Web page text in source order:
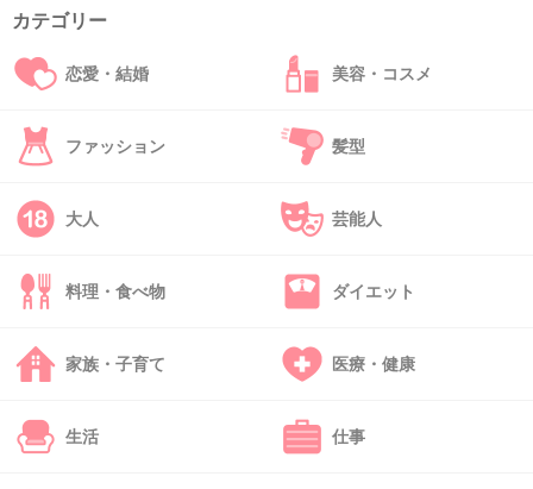
>>11
以上日本に住んでて税金収めてるなら医療費無
取りなよって思う。
4件の返信
カテゴリー
恋愛・結婚 美容・コスメ
ファッション 髪型
大人 芸能人
料理・食べ物 ダイエット
家族・子育て 医療・健康
生活 仕事